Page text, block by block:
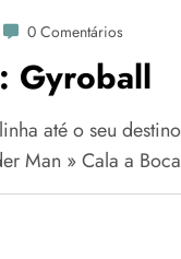
0 Comentários
Gyroball
até o seu
Man » Cala a